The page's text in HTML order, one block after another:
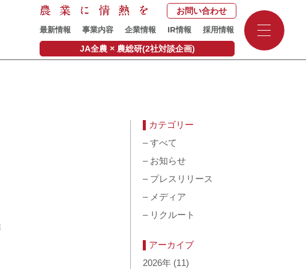
最新情報 事業内容 企業情報 IR情報 採用情報
お問い合わせ
JA全農 × 農総研(2社対談企画)
-
-
カテゴリー
–すべて
– お知らせ
– プレスリリース
– メディア
– リクルート
アーカイブ
2026年 (11)